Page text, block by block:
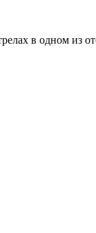
в одном из